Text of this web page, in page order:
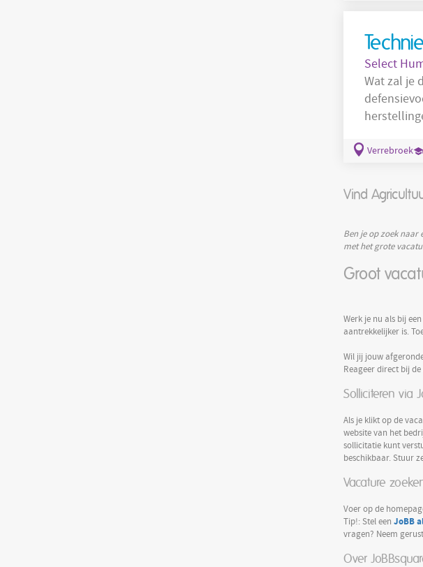
Select
defensievoertuigen Je bent in staat
herstellingen uit te voeren Je
de voertuigen rijklaar te
Verrebroek
Vind
Ben je op zoek naar
met het grote
Groot
Werk je nu als bij
aantrekkelijker is.
Wil jij jouw
Reageer direct bij
Solliciteren via
Als je klikt op de
website van het
sollicitatie kunt
beschikbaar. Stuur
Vacature
Voer op de
Tip!: Stel een JoBB
vragen? Neem gerust
Over